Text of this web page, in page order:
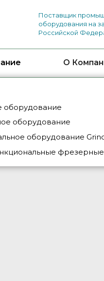
О
Поставщик
оборудования на
Российской
оборудование
оборудование
оборудование
фрезерные